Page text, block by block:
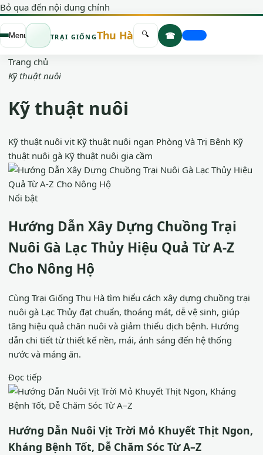
Bỏ qua đến nội dung chính
Menu TRẠI GIỐNGThu Hà 🔍 ☎
Trang chủ
Kỹ thuật nuôi
Kỹ thuật nuôi
Kỹ thuật nuôi vịt Kỹ thuật nuôi ngan Phòng Và Trị Bệnh Kỹ
thuật nuôi gà Kỹ thuật nuôi gia cầm
Nổi bật
Hướng Dẫn Xây Dựng Chuồng Trại
Nuôi Gà Lạc Thủy Hiệu Quả Từ A-Z
Cho Nông Hộ
Cùng Trại Giống Thu Hà tìm hiểu cách xây dựng chuồng trại
nuôi gà Lạc Thủy đạt chuẩn, thoáng mát, dễ vệ sinh, giúp
tăng hiệu quả chăn nuôi và giảm thiểu dịch bệnh. Hướng
dẫn chi tiết từ thiết kế nền, mái, ánh sáng đến hệ thống
nước và máng ăn.
Đọc tiếp
Hướng Dẫn Nuôi Vịt Trời Mỏ Khuyết Thịt Ngon,
Kháng Bệnh Tốt, Dễ Chăm Sóc Từ A–Z